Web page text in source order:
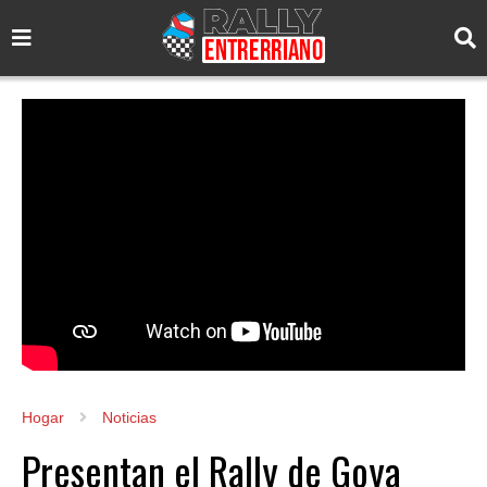
Hogar Noticias
Presentan el Rally de Goya